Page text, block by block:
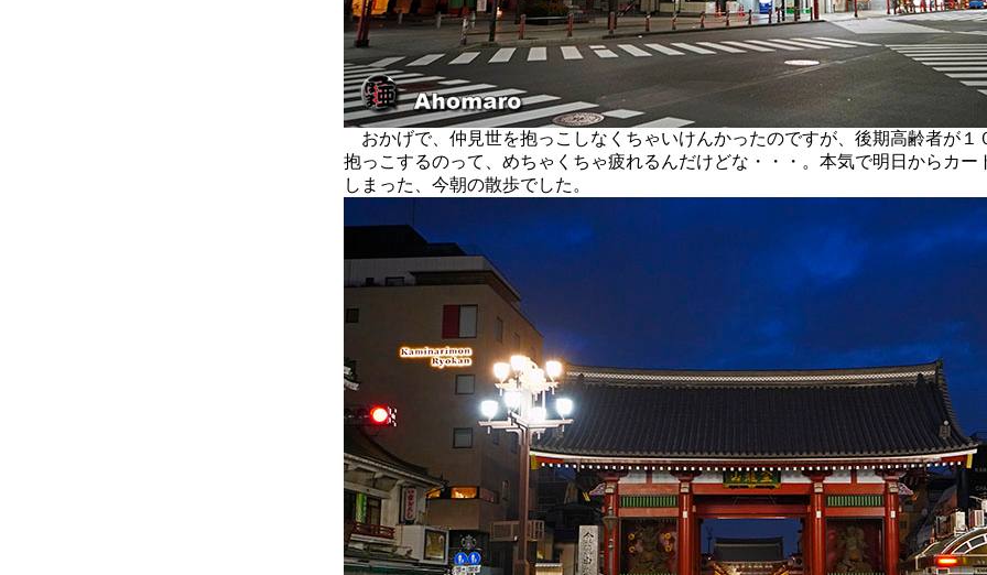
おかげで、仲見世を抱っこしなくちゃいけんかったのですが、後期高齢者が１
抱っこするのって、めちゃくちゃ疲れるんだけどな・・・。本気で明日からカー
しまった、今朝の散歩でした。